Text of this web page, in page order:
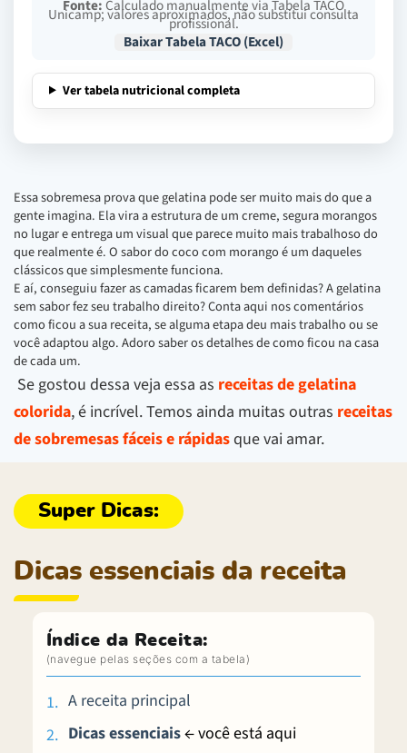
Fonte:Calculado manualmente via Tabela TACO
Unicamp; valores aproximados, não substitui consulta
profissional.
Baixar Tabela TACO (Excel)
Ver tabela nutricional completa
Essa sobremesa prova que gelatina pode ser muito mais do que a
gente imagina. Ela vira a estrutura de um creme, segura morangos
no lugar e entrega um visual que parece muito mais trabalhoso do
que realmente é. O sabor do coco com morango é um daqueles
clássicos que simplesmente funciona.
E aí, conseguiu fazer as camadas ficarem bem definidas? A gelatina
sem sabor fez seu trabalho direito? Conta aqui nos comentários
como ficou a sua receita, se alguma etapa deu mais trabalho ou se
você adaptou algo. Adoro saber os detalhes de como ficou na casa
de cada um.
Se gostou dessa veja essa as receitas de gelatina
colorida, é incrível. Temos ainda muitas outras receitas
de sobremesas fáceis e rápidasque vai amar.
Dicas essenciais da receita
Índice da Receita:
A receita principal
Dicas essenciais← você está aqui